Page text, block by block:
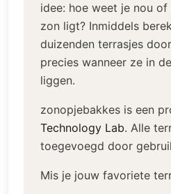
idee: hoe weet je nou
zon ligt? Inmiddels
duizenden terrasjes
precies wanneer ze in
liggen.
zonopjebakkes is een
Technology Lab. Alle
toegevoegd door
Mis je jouw favoriete